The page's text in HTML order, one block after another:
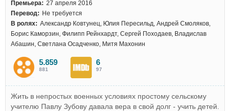
Премьера: 27 апреля 2016
Перевод: Не требуется
В ролях: Александр Ковтунец, Юлия Пересильд, Андрей Смоляков,
Борис Каморзин, Филипп Рейнхардт, Сергей Походаев, Владислав
Абашин, Светлана Осадченко, Митя Махонин
5.859
881
6
97
Жить в непростых военных условиях простому сельскому
учителю Павлу Зубову давала вера в свой долг - учить детей.